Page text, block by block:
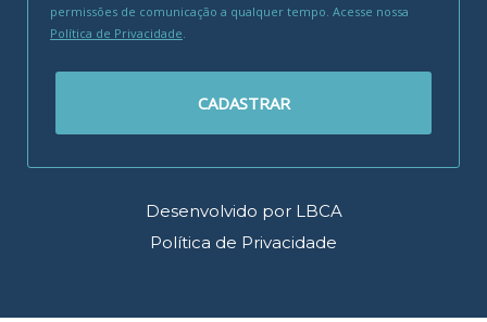
permissões de comunicação a qualquer tempo. Acesse nossa
Política de Privacidade.
CADASTRAR
Desenvolvido por LBCA
Política de Privacidade